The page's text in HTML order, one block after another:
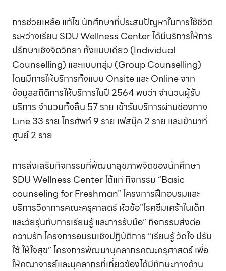
การช่วยเหลือ แก้ไข นักศึกษาที่ประสบปัญหาในการใช้ชีวิต
ระหว่างเรียน SDU Wellness Center ได้มีบริการให้การ
ปรึกษาเชิงจิตวิทยา ทั้งแบบเดียว (Individual
Counselling) และแบบกลุ่ม (Group Counselling)
โดยมีการให้บริการทั้งแบบ Onsite และ Online จาก
ข้อมูลสถิติการให้บริการในปี 2564 พบว่า จำนวนผู้รับ
บริการ จำนวนทั้งสิ้น 57 ราย เข้ารับบริการผ่านช่องทาง
Line 33 ราย โทรศัพท์ 9 ราย เฟสบุ๊ค 2 ราย และเข้ามาที่
ศูนย์ 2 ราย
การส่งเสริมกิจกรรมที่พัฒนาสุขภาพจิตของนักศึกษา
SDU Wellness Center ได้แก่ กิจกรรม “Basic
counseling for Freshman” โครงการฝึกอบรมและ
บริการวิชาการคณะครุศาสตร์ หัวข้อ”โรคซึมเศร้าในเด็ก
และวัยรุ่นกับการเรียนรู้ และการรับมือ” กิจกรรมส่งต่อ
ความรัก โครงการอบรมเชิงปฏิบัติการ “เรียนรู้ วัดใจ ปรับ
ใช้ ให้ใจสุข” โครงการพัฒนาบุคลากรคณะครุศาสตร์ เพื่อ
ให้คณาจารย์และบุคลากรที่เกี่ยวข้องได้มีทักษะทางด้าน